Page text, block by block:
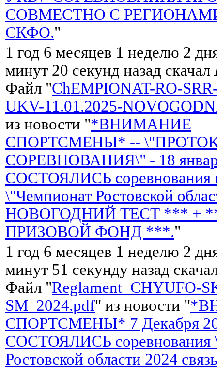
СОВМЕСТНО С
СКФО."
1 год 6 месяцев 1 неделю 2
минут 20 секунд назад скачал
Файл "ChEMPIONAT-RO-
UKV-11.01.2025-
из новости "*ВНИМАНИЕ
СПОРТСМЕНЫ* --
СОРЕВНОВАНИЯ\" - 18
СОСТОЯЛИСЬ соревнования
\"Чемпионат Ростовской
НОВОГОДНИЙ ТЕСТ *** +
ПРИЗОВОЙ ФОНД ***."
1 год 6 месяцев 1 неделю 2
минут 51 секунду назад
Файл "Reglament_CHYUFO-
SM_2024.pdf" из новости "
СПОРТСМЕНЫ* 7 Декабря
СОСТОЯЛИСЬ соревнования
Ростовской области 2024